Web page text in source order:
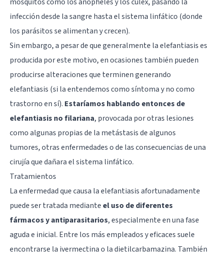
infección desde la sangre hasta el sistema linfático (donde
los parásitos se alimentan y crecen).
Sin embargo, a pesar de que generalmente la elefantiasis es
producida por este motivo, en ocasiones también pueden
producirse alteraciones que terminen generando
elefantiasis (si la entendemos como síntoma y no como
trastorno en sí). Estaríamos hablando entonces de
elefantiasis no filariana, provocada por otras lesiones
como algunas propias de la metástasis de algunos
tumores, otras enfermedades o de las consecuencias de una
cirujía que dañara el sistema linfático.
Tratamientos
La enfermedad que causa la elefantiasis afortunadamente
puede ser tratada mediante el uso de diferentes
fármacos y antiparasitarios, especialmente en una fase
aguda e inicial. Entre los más empleados y eficaces suele
encontrarse la ivermectina o la dietilcarbamazina. También